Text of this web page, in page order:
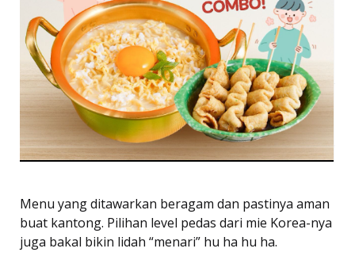
Menu yang ditawarkan beragam dan pastinya aman
buat kantong. Pilihan level pedas dari mie Korea-nya
juga bakal bikin lidah “menari” hu ha hu ha.